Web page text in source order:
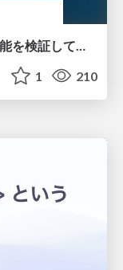
1 210